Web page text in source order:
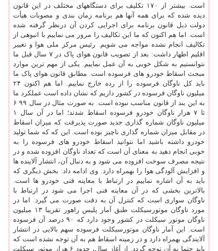
است. بیشتر از ۱۷۰ تکلیف برای دستگاههای مختلف در این قانون
دیده شده که برای همه آنها هم برنامه زمان بندی و مصوبات هیأت
دولت ذیل قانون برنامه برای اجرایی کردن آن درنظر گرفته شده
است. اما هم اکنون که ما این تکالیف را مرور می نماییم با انبوهی از
تکالیف انجام نشده مواجه می شویم. رئیس مرکز ملی هوا و تغییر
اقلیم اظهار داشت: بعد از تصویب قانون هوای پاک در ۷ سال قبل ما
نتوانستیم به شکل خوبی به آن عمل نماییم. یکی از مهم ترین موارد
مبحث اسقاط خودرو های فرسوده است. مطابق قانون هوای پاک ما
باید کل ناوگان فرسوده را از رده خارج نماییم. اما هم اکنون ۲۴
میلیون ناوگان فرسوده در کشور داریم که نشان داده است عملکرد ما
به این بند از قانون مناسب نبوده است. به صورت مثال در سال ۹۹ ۶
تا ۷ هزار ناوگان خودرو فرسوده اسقاط شدند؛ اما در آن سال ۱
میلیون ناوگان شماره گذاری جدید صورت پذیرفت که میزان اسقاط
در مقابل میزان شماره گذاری ناچیز بوده است. این که که شما تولید
خودرو داشته باشید اما نتوانید اسقاط خودرو های فرسوده را به
خوبی انجام دهید به معنای آن است که تعداد ناوگان افزوده شده و در
نتیجه مصرف سوخت افزوده می شود و به دنبال آن، انتشار آلاینده ها
و افزایش آلودگی هوا را بهمراه دارد. وی ادامه داد: بخش دیگری که
باید به آن اشاره نماییم در ارتباط با معاینه فنی خودرو ها است.
بالاترین بخشی که در آن معاینه فنی اجرا می شود در ارتباط با
ناوگان سواری است که کنترل آن به دقت صورت می گیرد. اما در
مورد ناوگان موتورسیکلت طبق آمار پلیس راهور تقریبا ۱۳ میلیون
ناوگان موتور سیکلت در کشور وجود دارد که ۹۰ درصد آن فرسوده
است. این آمار ناوگان موتورسیکلت فرسوده سهم بالایی در انتشار
آلایندگی بهمراه دارد و در زمینه اسقاط هم به آن توجه نشده است که
باید حتما به آن توجه گردد. از آغاز سال، حدود ۶ هزار موتور سیکلت